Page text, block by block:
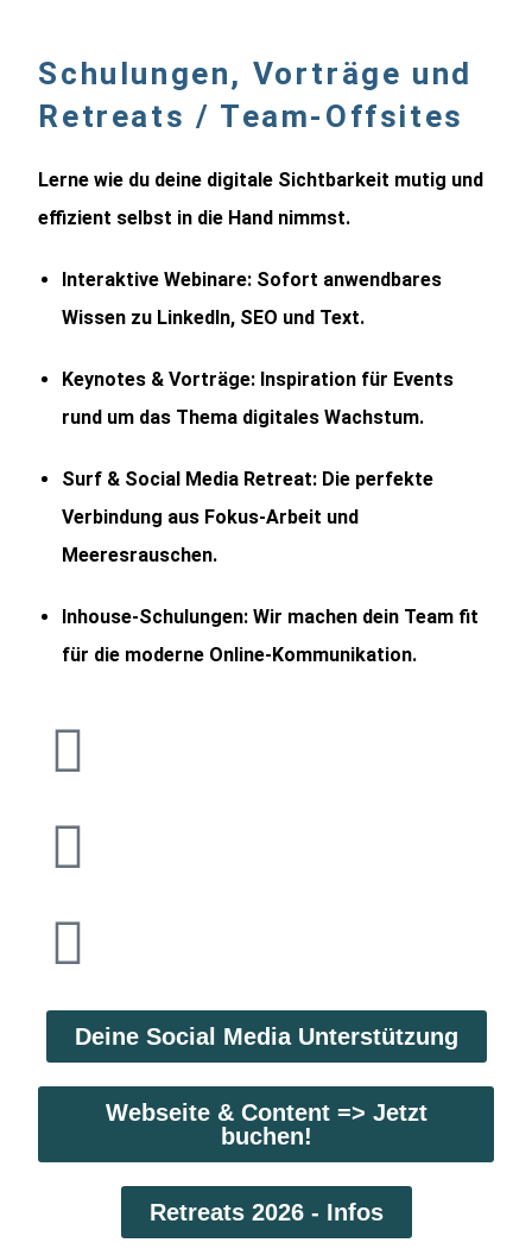
Schulungen, Vorträge und
Retreats / Team-Offsites
Lerne wie du deine digitale Sichtbarkeit mutig und
effizient selbst in die Hand nimmst.
Interaktive Webinare: Sofort anwendbares
Wissen zu LinkedIn, SEO und Text.
Keynotes & Vorträge: Inspiration für Events
rund um das Thema digitales Wachstum.
Surf & Social Media Retreat: Die perfekte
Verbindung aus Fokus-Arbeit und
Meeresrauschen.
Inhouse-Schulungen: Wir machen dein Team fit
für die moderne Online-Kommunikation.
Deine Social Media Unterstützung
Webseite & Content => Jetzt
buchen!
Retreats 2026 - Infos